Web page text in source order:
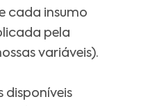
cada insumo
pela
variáveis).
disponíveis